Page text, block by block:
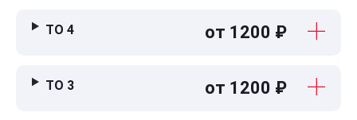
ТО 4 от 1200 ₽
ТО 3 от 1200 ₽